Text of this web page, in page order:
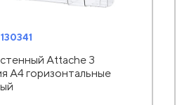
130341
Attache 3
А4 горизонтальные